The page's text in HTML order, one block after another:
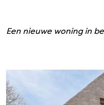
Een nieuwe woning in